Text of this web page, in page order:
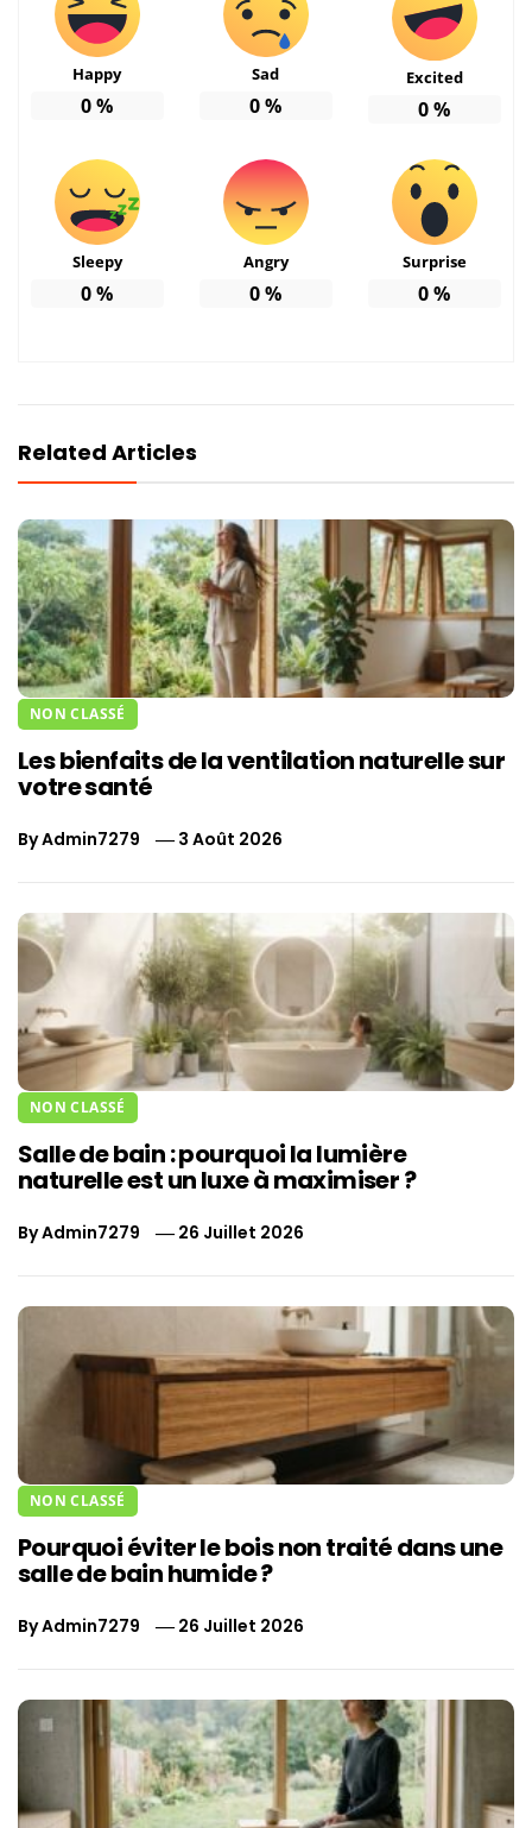
Happy
0%
Sad
0%
Excited
0%
Sleepy
0%
Angry
0%
Surprise
0%
Related Articles
NON CLASSÉ
Les bienfaits de la ventilation naturelle sur
votre santé
ByAdmin7279 3 Août 2026
NON CLASSÉ
Salle de bain : pourquoi la lumière
naturelle est un luxe à maximiser ?
ByAdmin7279 26 Juillet 2026
NON CLASSÉ
Pourquoi éviter le bois non traité dans une
salle de bain humide ?
ByAdmin7279 26 Juillet 2026